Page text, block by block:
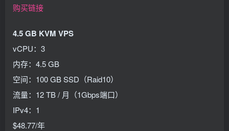
购买链接
4.5 GB KVM VPS
vCPU：3
内存：4.5 GB
空间：100 GB SSD（Raid10）
流量：12 TB / 月（1Gbps端口）
IPv4：1
$48.77/年